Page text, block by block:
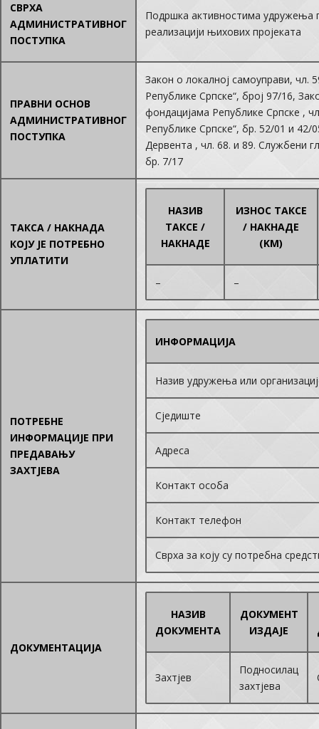
СВРХА
АДМИНИСТРАТИВНОГ
ПОСТУПКА
Подршка активностима удружења
реализацији њихових пројеката
ПРАВНИ ОСНОВ
АДМИНИСТРАТИВНОГ
ПОСТУПКА
Закон о локалној самоуправи, чл.
Републике Српске“, број 97/16,
фондацијама Републике Српске ,
Републике Српске“, бр. 52/01 и 42/
Дервента , чл. 68. и 89. Службени
бр. 7/17
ТАКСА / НАКНАДА
КОЈУ ЈЕ ПОТРЕБНО
УПЛАТИТИ
НАЗИВ
ТАКСЕ /
НАКНАДЕ
ИЗНОС ТАКСЕ
/ НАКНАДЕ
(KM)
– –
ПОТРЕБНЕ
ИНФОРМАЦИЈЕ ПРИ
ПРЕДАВАЊУ
ЗАХТЈЕВА
ИНФОРМАЦИЈА
Назив удружења или
Сједиште
Адреса
Контакт особа
Контакт телефон
Сврха за коју су потребна
ДОКУМЕНТАЦИЈА
НАЗИВ
ДОКУМЕНТА
ДОКУМЕНТ
ИЗДАЈЕ
Захтјев
Подносилац
захтјева